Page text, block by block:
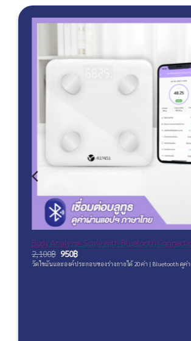
Body Analyzer Scale with Bluetooth
2,100฿ Original
price
was:
950฿Current
price
is:
วัดไขมันและองค์ประกอบของร่างกายได้ 20 ค่า | Bluetooth ดูค่